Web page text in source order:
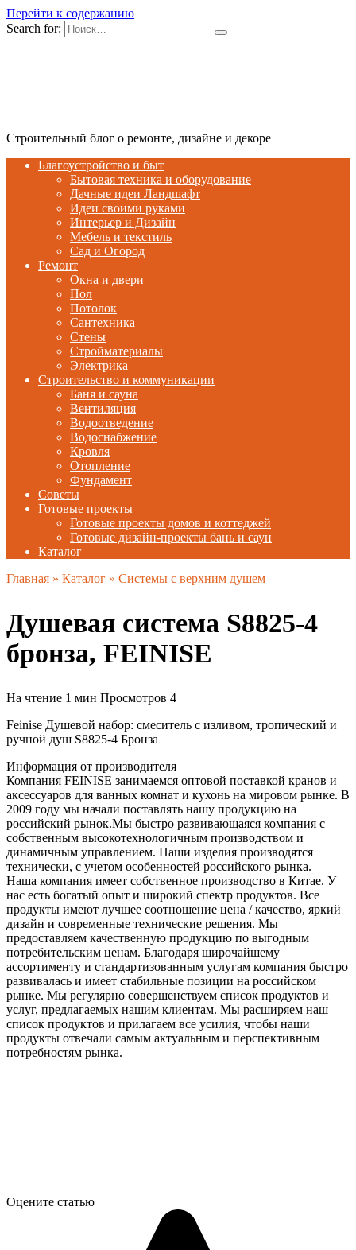
Перейти к содержанию
Search for:
Строительный блог о ремонте, дизайне и декоре
Благоустройство и быт
Бытовая техника и оборудование
Дачные идеи Ландшафт
Идеи своими руками
Интерьер и Дизайн
Мебель и текстиль
Сад и Огород
Ремонт
Окна и двери
Пол
Потолок
Сантехника
Стены
Стройматериалы
Электрика
Строительство и коммуникации
Баня и сауна
Вентиляция
Водоотведение
Водоснабжение
Кровля
Отопление
Фундамент
Советы
Готовые проекты
Готовые проекты домов и коттеджей
Готовые дизайн-проекты бань и саун
Каталог
Главная » Каталог » Системы с верхним душем
Душевая система S8825-4
бронза, FEINISE
На чтение 1 мин Просмотров 4
Feinise Душевой набор: смеситель с изливом, тропический и
ручной душ S8825-4 Бронза
Информация от производителя
Компания FEINISE занимаемся оптовой поставкой кранов и
аксессуаров для ванных комнат и кухонь на мировом рынке. В
2009 году мы начали поставлять нашу продукцию на
российский рынок.Мы быстро развивающаяся компания с
собственным высокотехнологичным производством и
динамичным управлением. Наши изделия производятся
технически, с учетом особенностей российского рынка.
Наша компания имеет собственное производство в Китае. У
нас есть богатый опыт и широкий спектр продуктов. Все
продукты имеют лучшее соотношение цена / качество, яркий
дизайн и современные технические решения. Мы
предоставляем качественную продукцию по выгодным
потребительским ценам. Благодаря широчайшему
ассортименту и стандартизованным услугам компания быстро
развивалась и имеет стабильные позиции на российском
рынке. Мы регулярно совершенствуем список продуктов и
услуг, предлагаемых нашим клиентам. Мы расширяем наш
список продуктов и прилагаем все усилия, чтобы наши
продукты отвечали самым актуальным и перспективным
потребностям рынка.
Оцените статью